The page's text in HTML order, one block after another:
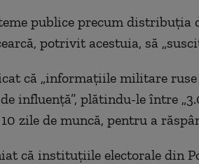
publice precum distribuţia
potrivit acestuia, să
că „informaţiile militare ruse
influenţă”, plătindu-le între
zile de muncă, pentru a
că instituţiile electorale din